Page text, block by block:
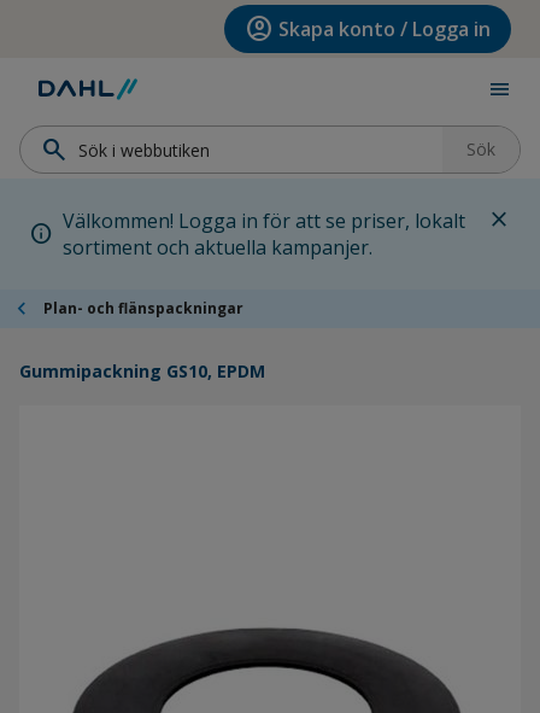
Hoppa till huvudinnehållet account_circle Skapa konto / Logga in
menu
search Sök
info Välkommen! Logga in för att se priser, lokalt
sortiment och aktuella kampanjer.
close
chevron_left Plan- och flänspackningar
Gummipackning GS10, EPDM